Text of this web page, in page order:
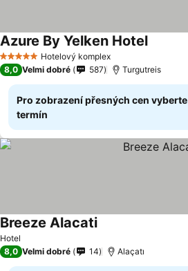
5 Počet hvězdičekHotelový komplex
Azure By Yelken Hotel
8,0 Velmi dobré 587 Turgutreis
Pro zobrazení přesných cen vyberte
termín
Hotel
Breeze Alacati
8,0 Velmi dobré 14 Alaçatı